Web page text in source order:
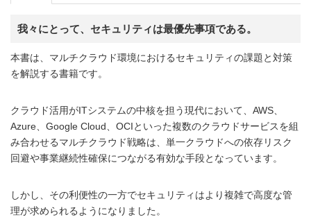
我々にとって、セキュリティは最優先事項である。
本書は、マルチクラウド環境におけるセキュリティの課題と対策
を解説する書籍です。
クラウド活用がITシステムの中核を担う現代において、AWS、
Azure、Google Cloud、OCIといった複数のクラウドサービスを組
み合わせるマルチクラウド戦略は、単一クラウドへの依存リスク
回避や事業継続性確保につながる有効な手段となっています。
しかし、その利便性の一方でセキュリティはより複雑で高度な管
理が求められるようになりました。